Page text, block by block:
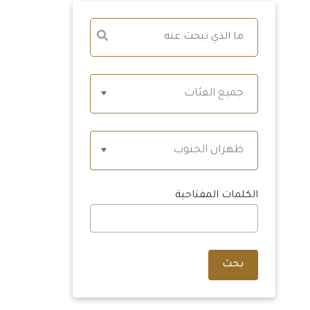
جميع الفئات
ظهران الجنوب
الكلمات المفتاحية
بحث